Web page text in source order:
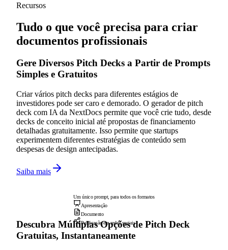
Recursos
Tudo o que você precisa para criar
documentos profissionais
Gere Diversos Pitch Decks a Partir de Prompts
Simples e Gratuitos
Criar vários pitch decks para diferentes estágios de
investidores pode ser caro e demorado. O gerador de pitch
deck com IA da NextDocs permite que você crie tudo, desde
decks de conceito inicial até propostas de financiamento
detalhadas gratuitamente. Isso permite que startups
experimentem diferentes estratégias de conteúdo sem
despesas de design antecipadas.
Saiba mais
Um único prompt, para todos os formatos
Apresentação
Documento
Publicação em redes sociais
Descubra Múltiplas Opções de Pitch Deck
Gratuitas, Instantaneamente